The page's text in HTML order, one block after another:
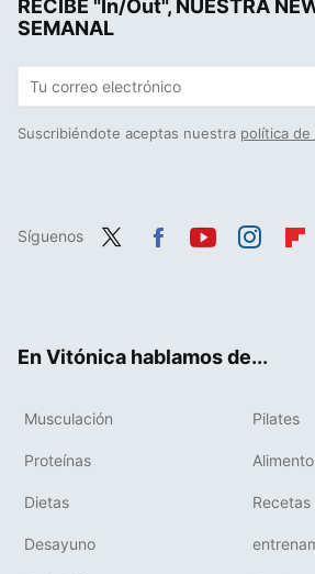
RECIBE "In/Out", NUESTRA
SEMANAL
Suscribiéndote aceptas nuestra política de
Síguenos
En Vitónica hablamos de...
Musculación Pilates
Proteínas
Dietas
Desayuno